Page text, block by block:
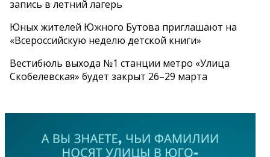
запись в летний лагерь
Юных жителей Южного Бутова приглашают на
«Всероссийскую неделю детской книги»
Вестибюль выхода №1 станции метро «Улица
Скобелевская» будет закрыт 26–29 марта